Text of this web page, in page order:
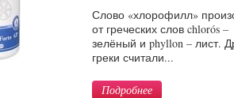
Слово «хлорофилл»
от греческих слов chlorós –
зелёный и phyllon – лист.
греки считали...
Подробнее